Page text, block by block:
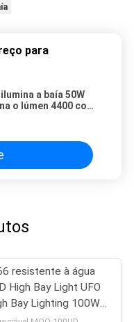
para
a baía 50W
o lúmen 4400 com
resistente à água
High Bay Light UFO
Bay Lighting 100W
200W 240W 300W